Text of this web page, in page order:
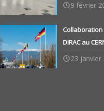
9 février
DIRAC au
23 janvier